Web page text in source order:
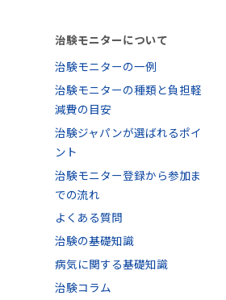
治験モニターについて
治験モニターの一例
治験モニターの種類と負担軽
減費の目安
治験ジャパンが選ばれるポイ
ント
治験モニター登録から参加ま
での流れ
よくある質問
治験の基礎知識
病気に関する基礎知識
治験コラム